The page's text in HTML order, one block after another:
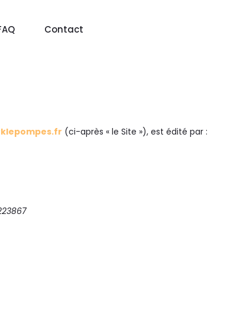
Contact
(ci-après « le Site »), est édité par :